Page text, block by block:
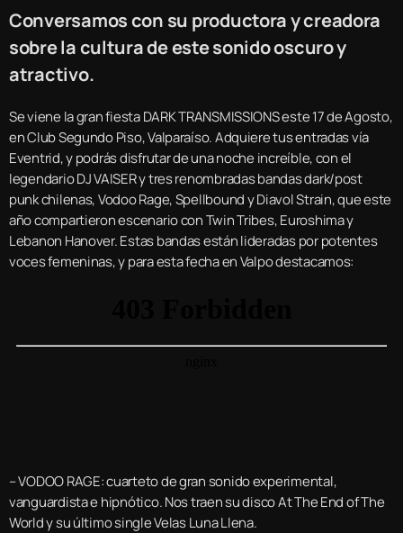
Conversamos con su productora y creadora
sobre la cultura de este sonido oscuro y
atractivo.
Se viene la gran fiesta DARK TRANSMISSIONS este 17 de Agosto,
en Club Segundo Piso, Valparaíso. Adquiere tus entradas vía
Eventrid, y podrás disfrutar de una noche increíble, con el
legendario DJ VAISER y tres renombradas bandas dark/post
punk chilenas, Vodoo Rage, Spellbound y Diavol Strain, que este
año compartieron escenario con Twin Tribes, Euroshima y
Lebanon Hanover. Estas bandas están lideradas por potentes
voces femeninas, y para esta fecha en Valpo destacamos:
– VODOO RAGE: cuarteto de gran sonido experimental,
vanguardista e hipnótico. Nos traen su disco At The End of The
World y su último single Velas Luna Llena.